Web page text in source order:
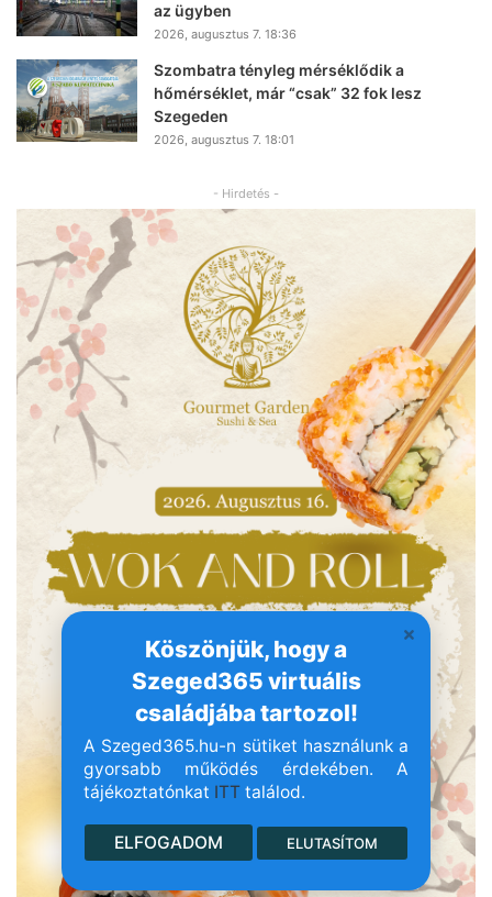
Köszönjük, hogy a
Szeged365 virtuális
családjába tartozol!
A Szeged365.hu-n sütiket használunk a
gyorsabb működés érdekében. A
tájékoztatónkat ITT találod.
ELFOGADOM ELUTASÍTOM
az ügyben
2026, augusztus 7. 18:36
Szombatra tényleg mérséklődik a
hőmérséklet, már “csak” 32 fok lesz
Szegeden
2026, augusztus 7. 18:01
- Hirdetés -